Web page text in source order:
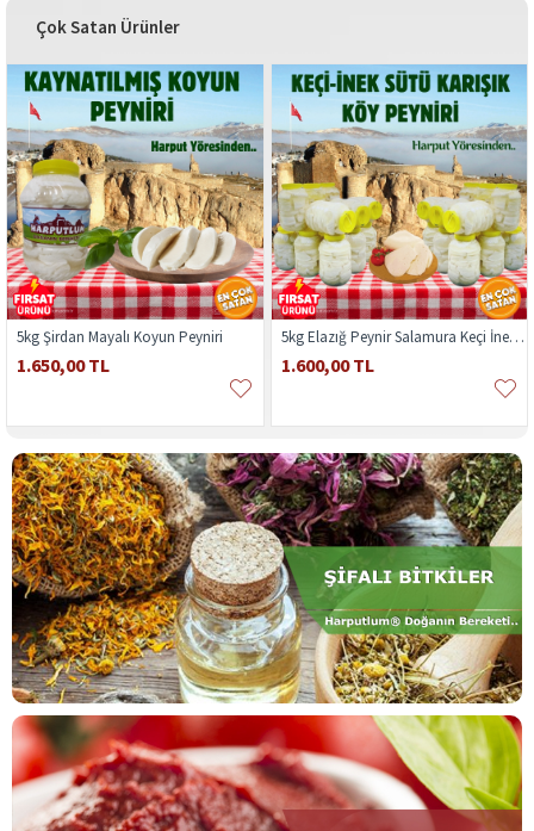
Çok Satan Ürünler
5kg Şirdan Mayalı Koyun Peyniri
1.650,00 TL
5kg Elazığ Peynir Salamura Keçi İnek Sütü Karışık
1.600,00 TL